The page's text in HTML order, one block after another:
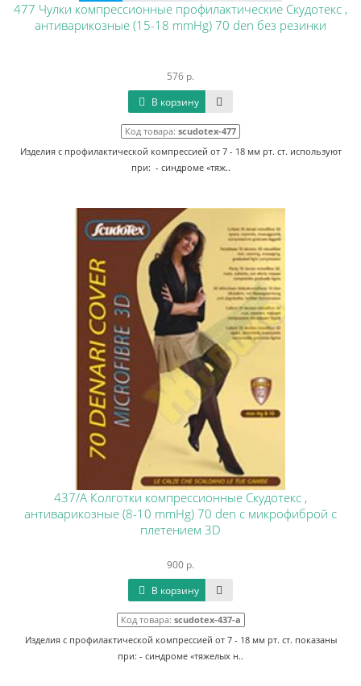
477 Чулки компрессионные профилактические Скудотекс ,
антиварикозные (15-18 mmHg) 70 den без резинки
576 р.
В корзину
Код товара: scudotex-477
Изделия с профилактической компрессией от 7 - 18 мм рт. ст. используют
при: - синдроме «тяж..
437/А Колготки компрессионные Скудотекс ,
антиварикозные (8-10 mmHg) 70 den с микрофиброй с
плетением 3D
900 р.
В корзину
Код товара: scudotex-437-a
Изделия с профилактической компрессией от 7 - 18 мм рт. ст. показаны
при: - синдроме «тяжелых н..